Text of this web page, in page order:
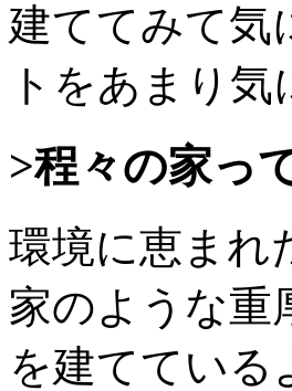
建ててみて気
トをあまり
>程々の家っ
環境に恵まれ
家のような重
を建てている